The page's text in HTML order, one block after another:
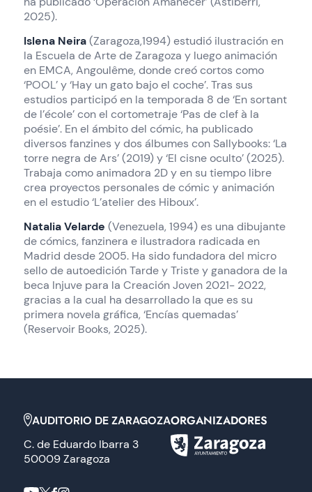
2025).
Islena Neira(Zaragoza,1994) estudió ilustración en
la Escuela de Arte de Zaragoza y luego animación
en EMCA, Angoulême, donde creó cortos como
‘POOL’ y ‘Hay un gato bajo el coche’. Tras sus
estudios participó en la temporada 8 de ‘En sortant
de l’école’ con el cortometraje ‘Pas de clef à la
poésie’. En el ámbito del cómic, ha publicado
diversos fanzines y dos álbumes con Sallybooks: ‘La
torre negra de Ars’ (2019) y ‘El cisne oculto’ (2025).
Trabaja como animadora 2D y en su tiempo libre
crea proyectos personales de cómic y animación
en el estudio ‘L’atelier des Hiboux’.
Natalia Velarde (Venezuela, 1994) es una dibujante
de cómics, fanzinera e ilustradora radicada en
Madrid desde 2005. Ha sido fundadora del micro
sello de autoedición Tarde y Triste y ganadora de la
beca Injuve para la Creación Joven 2021- 2022,
gracias a la cual ha desarrollado la que es su
primera novela gráfica, ‘Encías quemadas’
(Reservoir Books, 2025).
AUDITORIO DE ZARAGOZA
C. de Eduardo Ibarra 3
50009 Zaragoza
ORGANIZADORES